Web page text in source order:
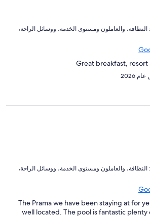
عناصر نالت الإعجاب: ⁦النظافة⁩، و⁦العاملون ومستوى الخدمة⁩، و⁦وسائل الراحة⁩،
Great breakfast,
عناصر نالت الإعجاب: ⁦النظافة⁩، و⁦العاملون ومستوى الخدمة⁩، و⁦وسائل الراحة⁩،
The Prama we have been staying at for
well located. The pool is fantastic plenty